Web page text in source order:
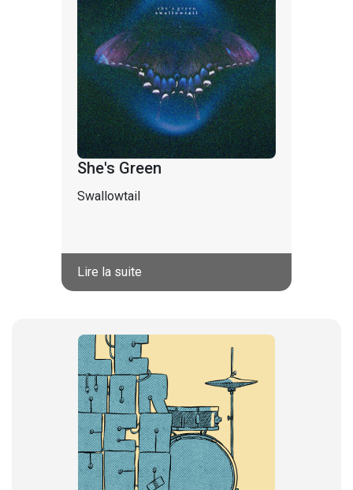
She's Green
Swallowtail
Lire la suite